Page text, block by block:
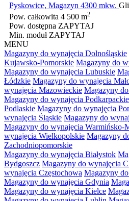
Pyskowice, Magazyn 4300 mkw.
Pow. całkowita 4 500 m2
Pow. dostępna ZAPYTAJ
Min. moduł ZAPYTAJ
MENU
Magazyny do wynajęcia Dolnośląskie
Kujawsko-Pomorskie Magazyny do
Magazyny do wynajęcia Lubuskie
Łódzkie Magazyny do wynajęcia
wynajęcia Mazowieckie Magazyny
Magazyny do wynajęcia Podkarpackie
Podlaskie Magazyny do wynajęcia
wynajęcia Śląskie Magazyny do
Magazyny do wynajęcia Warmińsko-
wynajęcia Wielkopolskie Magazyny
Zachodniopomorskie
Magazyny do wynajęcia Białystok
Bydgoszcz Magazyny do wynajęcia
wynajęcia Częstochowa Magazyny
Magazyny do wynajęcia Gdynia
Magazyny do wynajęcia Kielce